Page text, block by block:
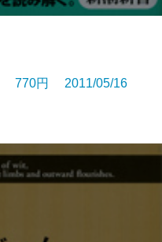
770円 2011/05/16